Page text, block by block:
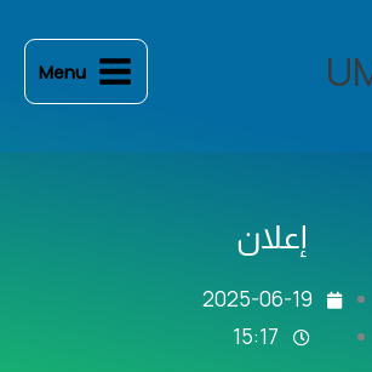
Menu
إعلان
2025-06-19
15:17